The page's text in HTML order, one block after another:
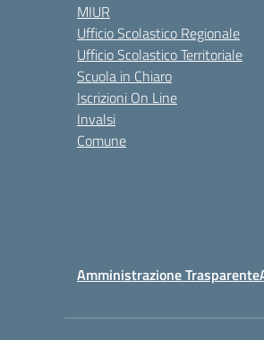
MIUR
Ufficio Scolastico Regionale
Ufficio Scolastico Territoriale
Scuola in Chiaro
Iscrizioni On Line
Invalsi
Comune
Amministrazione Trasparente